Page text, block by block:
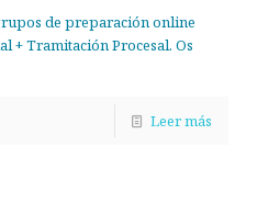
de preparación online
+ Tramitación Procesal. Os
Leer más